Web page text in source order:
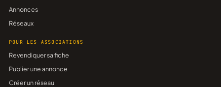
Annonces
Réseaux
POUR LES ASSOCIATIONS
Revendiquer sa fiche
Publier une annonce
Créer un réseau